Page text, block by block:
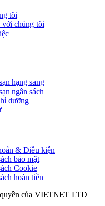
tôi
với chúng tôi
hạng sang
ngân sách
dưỡng
& Điều kiện
bảo mật
Cookie
hoàn tiền
của VIETNET LTD